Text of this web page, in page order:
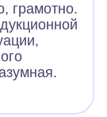
грамотно.